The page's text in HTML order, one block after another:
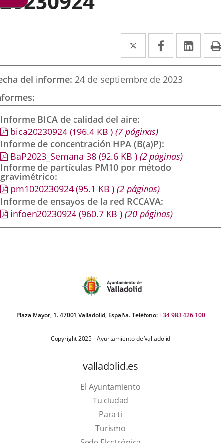
Twitter
Enlace
a
una
externa.
Facebook
Enlace
a
una
externa.
a
del informe 24 de septiembre de 2023
Informe BICA de calidad del aire
bica20230924 (196.4 KB ) (7 páginas)
Informe de concentración HPA (B(a)P)
BaP2023_Semana 38 (92.6 KB ) (2 páginas)
Informe de partículas PM10 por método
gravimétrico
pm1020230924 (95.1 KB ) (2 páginas)
Informe de ensayos de la red RCCAVA
infoen20230924 (960.7 KB ) (20 páginas)
Plaza Mayor, 1. 47001 Valladolid, España. Teléfono:+34 983 426 100
Copyright 2025 - Ayuntamiento de Valladolid
valladolid.es
El Ayuntamiento
Tu ciudad
Para ti
TurismoEste